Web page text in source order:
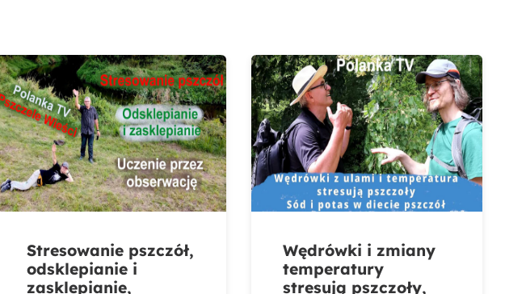
Stresowanie pszczół,
odsklepianie i
zasklepianie,
Wędrówki i zmiany
temperatury
stresują pszczoły,